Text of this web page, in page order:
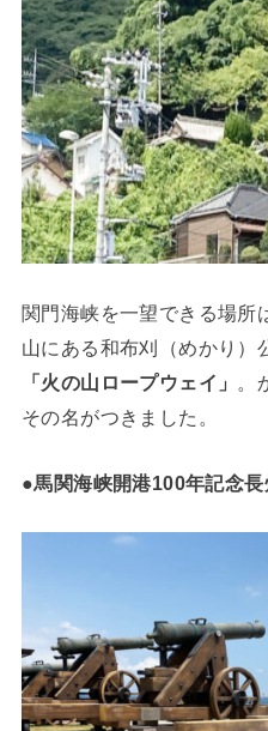
関門海峡を一望できる場所
山にある和布刈（めかり）
「火の山ロープウェイ」 。
その名がつきました。
●馬関海峡開港100年記念長